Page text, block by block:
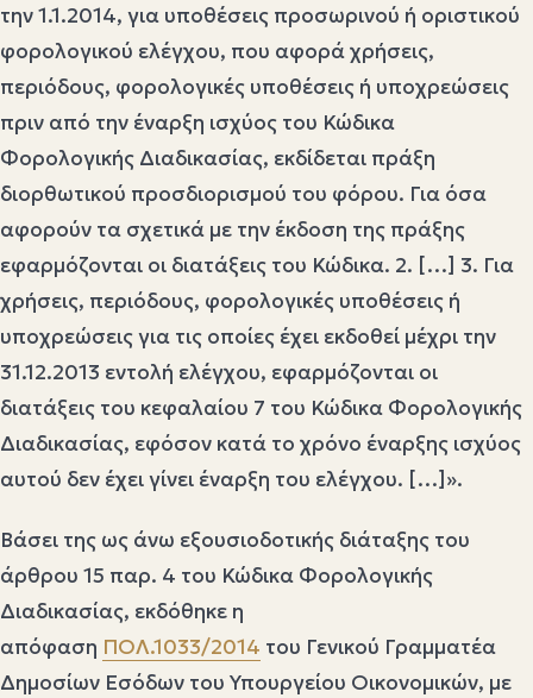
την 1.1.2014, για υποθέσεις προσωρινού ή οριστικού
φορολογικού ελέγχου, που αφορά χρήσεις,
περιόδους, φορολογικές υποθέσεις ή υποχρεώσεις
πριν από την έναρξη ισχύος του Κώδικα
Φορολογικής Διαδικασίας, εκδίδεται πράξη
διορθωτικού προσδιορισμού του φόρου. Για όσα
αφορούν τα σχετικά με την έκδοση της πράξης
εφαρμόζονται οι διατάξεις του Κώδικα. 2. […] 3. Για
χρήσεις, περιόδους, φορολογικές υποθέσεις ή
υποχρεώσεις για τις οποίες έχει εκδοθεί μέχρι την
31.12.2013 εντολή ελέγχου, εφαρμόζονται οι
διατάξεις του κεφαλαίου 7 του Κώδικα Φορολογικής
Διαδικασίας, εφόσον κατά το χρόνο έναρξης ισχύος
αυτού δεν έχει γίνει έναρξη του ελέγχου. […]».
Βάσει της ως άνω εξουσιοδοτικής διάταξης του
άρθρου 15 παρ. 4 του Κώδικα Φορολογικής
Διαδικασίας, εκδόθηκε η
απόφαση ΠΟΛ.1033/2014 του Γενικού Γραμματέα
Δημοσίων Εσόδων του Υπουργείου Οικονομικών, με